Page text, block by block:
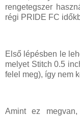
rengetegszer
régi PRIDE FC
Első lépésben le
melyet Stitch 0.5
felel meg), így nem
Amint ez